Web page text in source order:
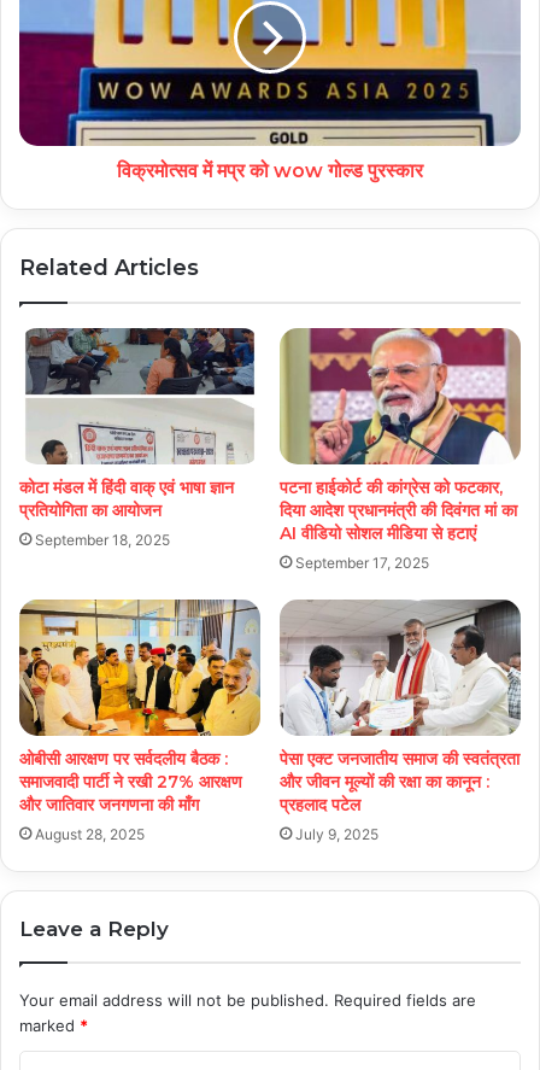
विक्रमोत्सव में मप्र को wow गोल्ड पुरस्कार
Related Articles
कोटा मंडल में हिंदी वाक् एवं भाषा ज्ञान
प्रतियोगिता का आयोजन
September 18, 2025
पटना हाईकोर्ट की कांग्रेस को फटकार,
दिया आदेश प्रधानमंत्री की दिवंगत मां का
AI वीडियो सोशल मीडिया से हटाएं
September 17, 2025
ओबीसी आरक्षण पर सर्वदलीय बैठक :
समाजवादी पार्टी ने रखी 27% आरक्षण
और जातिवार जनगणना की माँग
August 28, 2025
पेसा एक्ट जनजातीय समाज की स्वतंत्रता
और जीवन मूल्यों की रक्षा का कानून :
प्रहलाद पटेल
July 9, 2025
Leave a Reply
Your email address will not be published. Required fields are
marked *